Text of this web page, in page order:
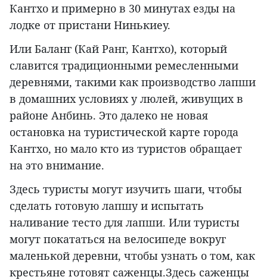
Кантхо и примерно в 30 минутах езды на
лодке от пристани Нинькиеу.
Или Баланг (Кай Ранг, Кантхо), который
славится традиционными ремесленными
деревнями, такими как производство лапши
в домашних условиях у люлей, живущих в
районе Анбинь. Это далеко не новая
остановка на туристической карте города
Кантхо, но мало кто из туристов обращает
на это внимание.
Здесь туристы могут изучить шаги, чтобы
сделать готовую лапшу и испытать
наливание тесто для лапши. Или туристы
могут покататься на велосипеде вокруг
маленькой деревни, чтобы узнать о том, как
крестьяне готовят саженцы.Здесь саженцы